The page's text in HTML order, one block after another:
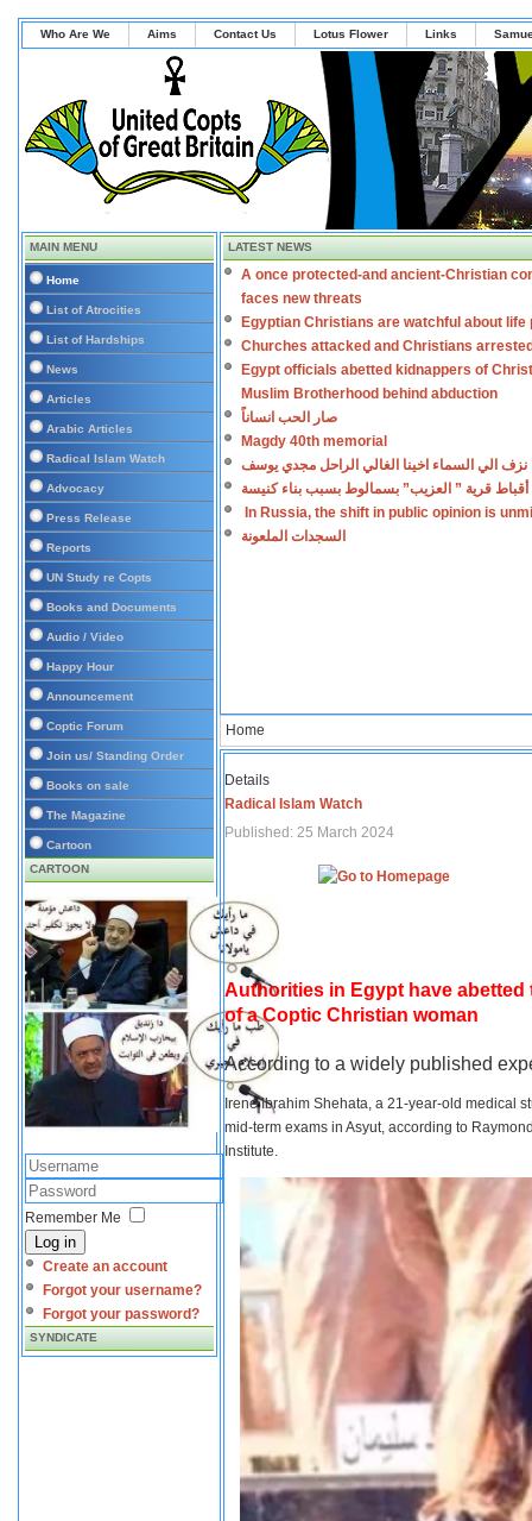
Who Are We Aims Contact Us Lotus Flower Links
MAIN MENU
Home
List of Atrocities
List of Hardships
News
Articles
Arabic Articles
Radical Islam Watch
Advocacy
Press Release
Reports
UN Study re Copts
Books and Documents
Audio / Video
Happy Hour
Announcement
Coptic Forum
Join us/ Standing Order
Books on sale
The Magazine
Cartoon
CARTOON
Remember Me
Log in
Create an account
Forgot your username?
Forgot your password?
SYNDICATE
LATEST NEWS
A once protected-and ancient-Christian
faces new threats
Egyptian Christians are watchful about life
Churches attacked and Christians
Egypt officials abetted kidnappers of
Muslim Brotherhood behind abduction
صار الحب انساناً
Magdy 40th memorial
نزف الي السماء اخينا الغالي الراحل مجدي يوسف
أقباط قرية ” العزيب” بسمالوط بسبب بناء كنيسة
In Russia, the shift in public opinion is
السجدات الملعونة
Home
Details
Radical Islam Watch
Published: 25 March 2024
Authorities in Egypt have
of a Coptic Christian woman
According to a widely published
Irene Ibrahim Shehata, a 21-year-old medical
mid-term exams in Asyut, according to
Institute.